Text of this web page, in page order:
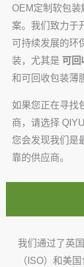
OEM定制软包装
案。我们致力于
可持续发展的环
装，尤其是 可回
和可回收包装薄
如果您正在寻找
商，请选择
您会发现我们是
靠的供应商。
我们通过了英
（ISO）和美